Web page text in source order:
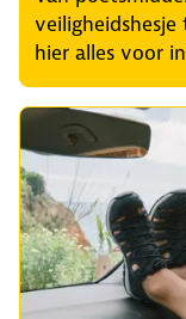
hier alles voor